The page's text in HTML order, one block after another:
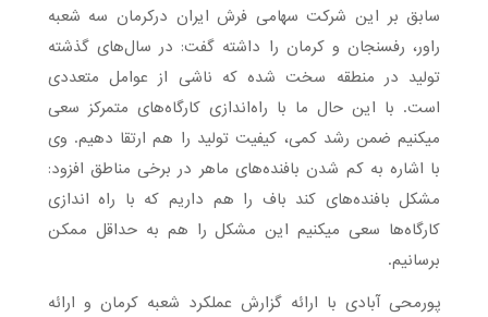
سابق بر این شرکت سهامی فرش ایران درکرمان سه شعبه
راور، رفسنجان و کرمان را داشته گفت: در سال‌های گذشته
تولید در منطقه سخت شده که ناشی از عوامل متعددی
است. با این حال ما با راه‌اندازی کارگاه‌های متمرکز سعی
میکنیم ضمن رشد کمی، کیفیت تولید را هم ارتقا دهیم. وی
با اشاره به کم شدن بافنده‌های ماهر در برخی مناطق افزود:
مشکل بافنده‌های کند باف را هم داریم که با راه اندازی
کارگاه‌ها سعی میکنیم این مشکل را هم به حداقل ممکن
برسانیم.
پورمحی آبادی با ارائه گزارش‌ عملکرد شعبه کرمان و ارائه